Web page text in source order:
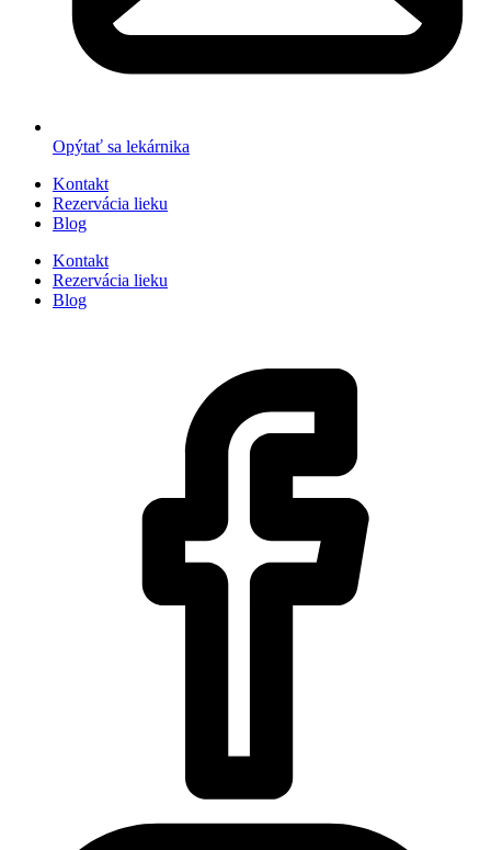
Opýtať sa lekárnika
Kontakt
Rezervácia lieku
Blog
Kontakt
Rezervácia lieku
Blog